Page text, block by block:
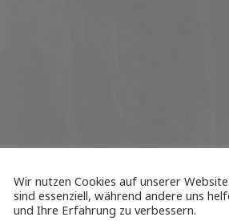
Wir nutzen Cookies auf unserer
sind essenziell, während andere uns
und Ihre Erfahrung zu verbessern.